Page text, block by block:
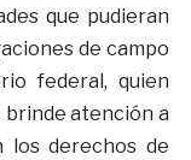
que pudieran
de campo
federal, quien
brinde atención a
los derechos de